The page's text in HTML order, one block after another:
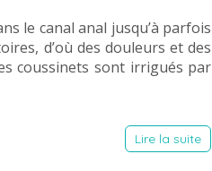
le canal anal jusqu’à parfois
d’où des douleurs et des
coussinets sont irrigués par
Lire la suite